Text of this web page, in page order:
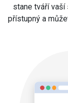
stane tváří vaší
přístupný a